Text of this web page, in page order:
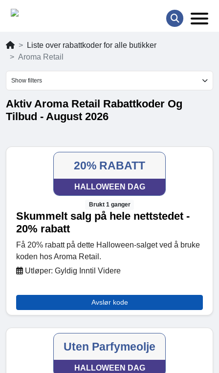
Liste over rabattkoder for alle butikker
Aroma Retail
Show filters
Aktiv Aroma Retail Rabattkoder Og
Tilbud - August 2026
20% RABATT
HALLOWEEN DAG
Brukt 1 ganger
Skummelt salg på hele nettstedet -
20% rabatt
Få 20% rabatt på dette Halloween-salget ved å bruke
koden hos Aroma Retail.
Utløper: Gyldig Inntil Videre
Avslør kode
Uten Parfymeolje
HALLOWEEN DAG